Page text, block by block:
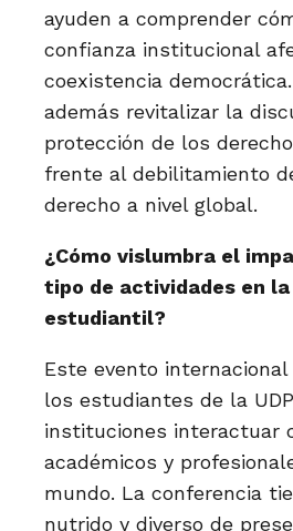
ayuden a comprender
confianza institucional
coexistencia
además revitalizar la
protección de los
frente al debilitamiento
derecho a nivel global.
¿Cómo vislumbra el
tipo de actividades en
estudiantil?
Este evento
los estudiantes de la
instituciones interactuar
académicos y
mundo. La conferencia
nutrido y diverso de